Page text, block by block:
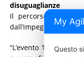
disuguaglianze
Il percorso è stato
dall’impegno
“L’evento ‘Non farti
My
Questo